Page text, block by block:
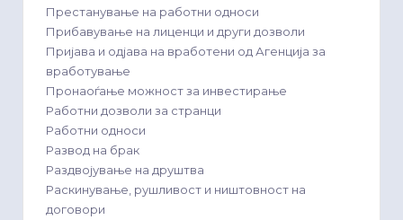
Престанување на работни односи
Прибавување на лиценци и други дозволи
Пријава и одјава на вработени од Агенција за
вработување
Пронаоѓање можност за инвестирање
Работни дозволи за странци
Работни односи
Развод на брак
Раздвојување на друштва
Раскинување, рушливост и ништовност на
договори